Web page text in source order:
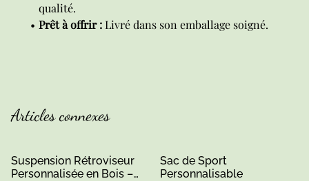
qualité.
Prêt à offrir :Livré dans son emballage soigné.
Articles connexes
Suspension Rétroviseur
Personnalisée en Bois –
Sac de Sport
Personnalisable